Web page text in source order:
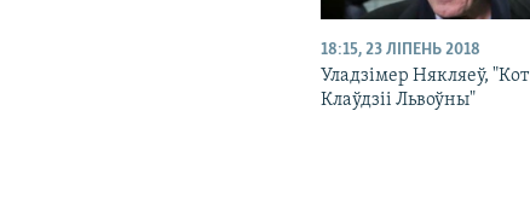
18:15, 23 ЛІПЕНЬ 2018
Уладзімер Някляеў, "Кот
Клаўдзіі Львоўны"